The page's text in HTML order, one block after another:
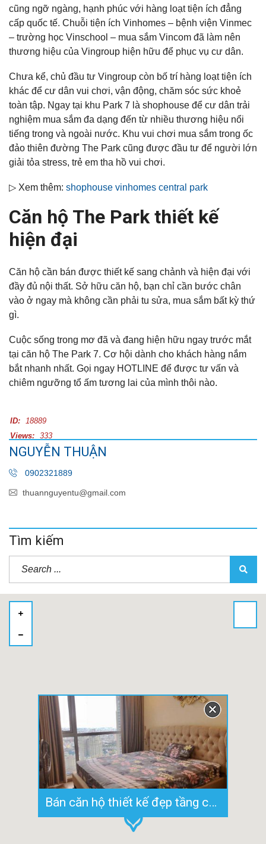
cũng ngỡ ngàng, hạnh phúc với hàng loạt tiện ích đẳng
cấp quốc tế. Chuỗi tiện ích Vinhomes – bệnh viện Vinmec
– trường học Vinschool – mua sắm Vincom đã làm nên
thương hiệu của Vingroup hiện hữu để phục vụ cư dân.
Chưa kể, chủ đầu tư Vingroup còn bố trí hàng loạt tiện ích
khác để cư dân vui chơi, vận động, chăm sóc sức khoẻ
toàn tập. Ngay tại khu Park 7 là shophouse để cư dân trải
nghiệm mua sắm đa dạng đến từ nhiều thương hiệu nổi
tiếng trong và ngoài nước. Khu vui chơi mua sắm trong ốc
đảo thiên đường The Park cũng được đầu tư để người lớn
giải tỏa stress, trẻ em tha hồ vui chơi.
▷ Xem thêm: shophouse vinhomes central park
Căn hộ The Park thiết kế
hiện đại
Căn hộ cần bán được thiết kế sang chảnh và hiện đại với
đầy đủ nội thất. Sở hữu căn hộ, bạn chỉ cần bước chân
vào ở ngay mà không cần phải tu sửa, mua sắm bất kỳ thứ
gì.
Cuộc sống trong mơ đã và đang hiện hữu ngay trước mắt
tại căn hộ The Park 7. Cơ hội dành cho khách hàng nắm
bắt nhanh nhất. Gọi ngay HOTLINE để được tư vấn và
chiêm ngưỡng tổ ấm tương lai của mình thôi nào.
ID:
18889
Views: 333
NGUYỄN THUẬN
0902321889
thuannguyentu@gmail.com
Tìm kiếm
Bán căn hộ thiết kế đẹp tầng cao Park 7 khu đô thị Vinhomes Bình Thạnh